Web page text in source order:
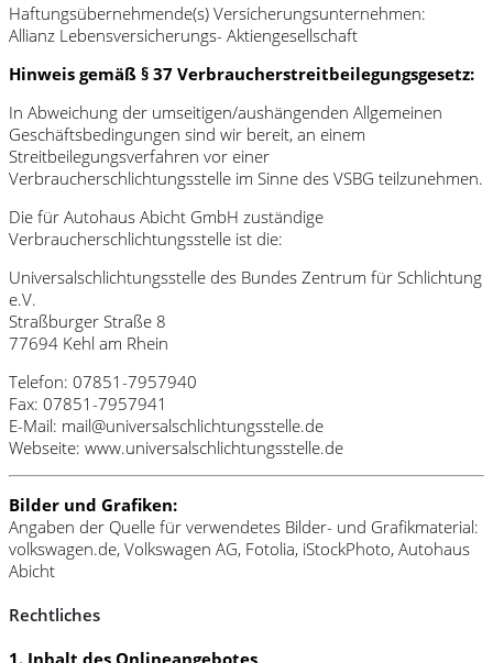
Haftungsübernehmende(s) Versicherungsunternehmen:
Allianz Lebensversicherungs- Aktiengesellschaft
Hinweis gemäß § 37 Verbraucherstreitbeilegungsgesetz:
In Abweichung der umseitigen/aushängenden Allgemeinen
Geschäftsbedingungen sind wir bereit, an einem
Streitbeilegungsverfahren vor einer
Verbraucherschlichtungsstelle im Sinne des VSBG teilzunehmen.
Die für Autohaus Abicht GmbH zuständige
Verbraucherschlichtungsstelle ist die:
Universalschlichtungsstelle des Bundes Zentrum für Schlichtung
e.V.
Straßburger Straße 8
77694 Kehl am Rhein
Telefon: 07851-7957940
Fax: 07851-7957941
E-Mail: mail@universalschlichtungsstelle.de
Webseite: www.universalschlichtungsstelle.de
Bilder und Grafiken:
Angaben der Quelle für verwendetes Bilder- und Grafikmaterial:
volkswagen.de, Volkswagen AG, Fotolia, iStockPhoto, Autohaus
Abicht
Rechtliches
1. Inhalt des Onlineangebotes